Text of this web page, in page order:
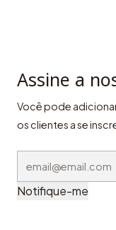
Assine a
Você pode
os clientes a se
Notifique-me